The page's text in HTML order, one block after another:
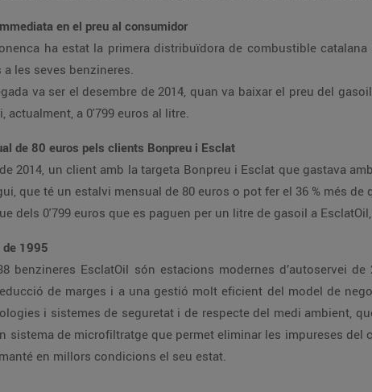
en el preu al consumidor
ha estat la primera distribuïdora de combustible
les seves benzineres.
va ser el desembre de 2014, quan va baixar el preu del
actualment, a 0'799 euros al litre.
de 80 euros pels clients Bonpreu i Esclat
2014, un client amb la targeta Bonpreu i Esclat que gastava
que té un estalvi mensual de 80 euros o pot fer el 36 % més de
dels 0'799 euros que es paguen per un litre de gasoil a
de 1995
benzineres EsclatOil són estacions modernes d’autoservei
de marges i a una gestió molt eficient del model de
i sistemes de seguretat i de respecte del medi ambient,
sistema de microfiltratge que permet eliminar les impureses
en millors condicions el seu estat.